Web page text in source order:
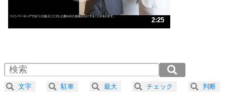
ストレス対策
人生、なんとかなるもの。
気楽に生きる30の方法
4 器の大きい人は、怒りを優しさで表現する。
プラス思考
2:25
2.0倍速 （284KB 1分12秒）
2.5倍速 （228KB 58秒）
3.0倍速 （190KB 48秒）
文字 駐車 最大 チェック 判断